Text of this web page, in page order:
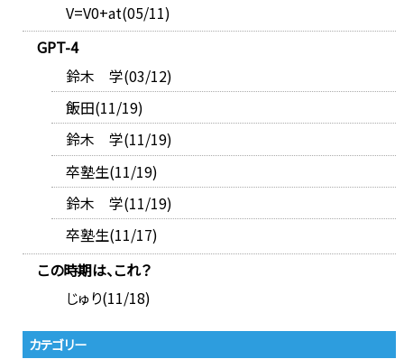
V=V0+at(05/11)
GPT-4
鈴木 学(03/12)
飯田(11/19)
鈴木 学(11/19)
卒塾生(11/19)
鈴木 学(11/19)
卒塾生(11/17)
この時期は、これ？
じゅり(11/18)
カテゴリー